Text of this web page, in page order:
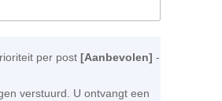
per post [Aanbevolen] -
verstuurd. U ontvangt een